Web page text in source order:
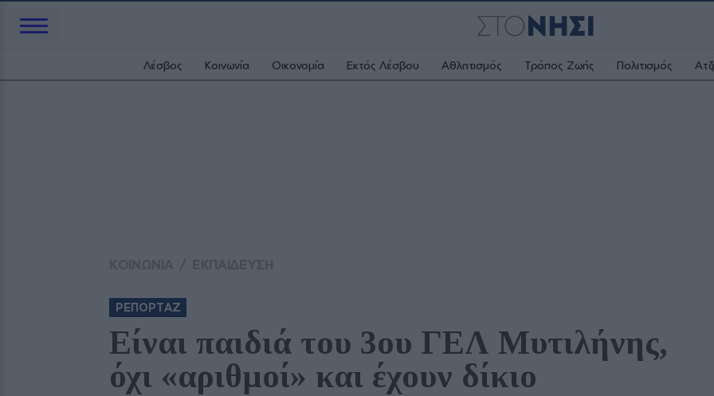
Λέσβος Κοινωνία Οικονομία Εκτός Λέσβου Αθλητισμός Τρόπος Ζωής Πολιτισμός
ΡΕΠΟΡΤΑΖ
Είναι παιδιά του 3ου ΓΕΛ Μυτιλήνης,
όχι «αριθμοί» και έχουν δίκιο